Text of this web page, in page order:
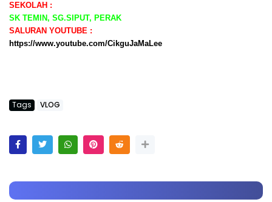
SEKOLAH :
SK TEMIN, SG.SIPUT, PERAK
SALURAN YOUTUBE :
https://www.youtube.com/CikguJaMaLee
Tags VLOG